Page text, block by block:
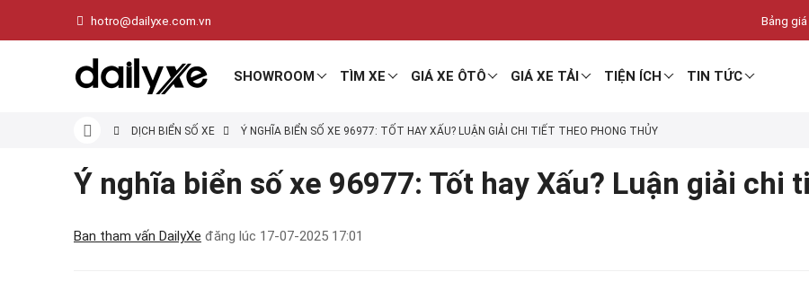
hotro@dailyxe.com.vn Bảng
SHOWROOM TÌM XE GIÁ XE ÔTÔ GIÁ XE TẢI TIỆN ÍCH TIN TỨC
DỊCH BIỂN SỐ XE Ý NGHĨA BIỂN SỐ XE 96977: TỐT HAY XẤU? LUẬN GIẢI CHI TIẾT THEO PHONG THỦY
Ý nghĩa biển số xe 96977: Tốt hay Xấu? Luận giải chi
Ban tham vấn DailyXe đăng lúc 17-07-2025 17:01